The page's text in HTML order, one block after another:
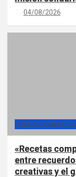
04/08/2026
RECETAS
«Recetas
entre
creativas y el